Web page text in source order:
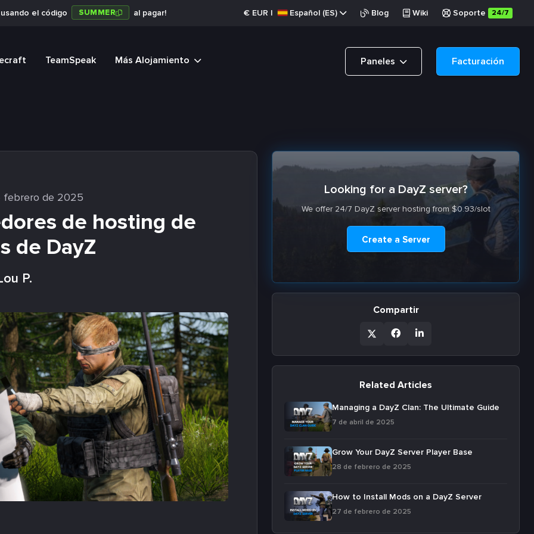
el código SUMMER al pagar! € EUR | Español (ES) Blog Wiki Soporte 24/7
TeamSpeak Más Alojamiento Paneles Facturación
febrero de 2025
de hosting de
de DayZ
P.
Looking for a DayZ server?
We offer 24/7 DayZ server hosting from $0.93/slot
Create a Server
Compartir
Related Articles
Managing a DayZ Clan: The Ultimate Guide
7 de abril de 2025
Grow Your DayZ Server Player Base
28 de febrero de 2025
How to Install Mods on a DayZ Server
27 de febrero de 2025